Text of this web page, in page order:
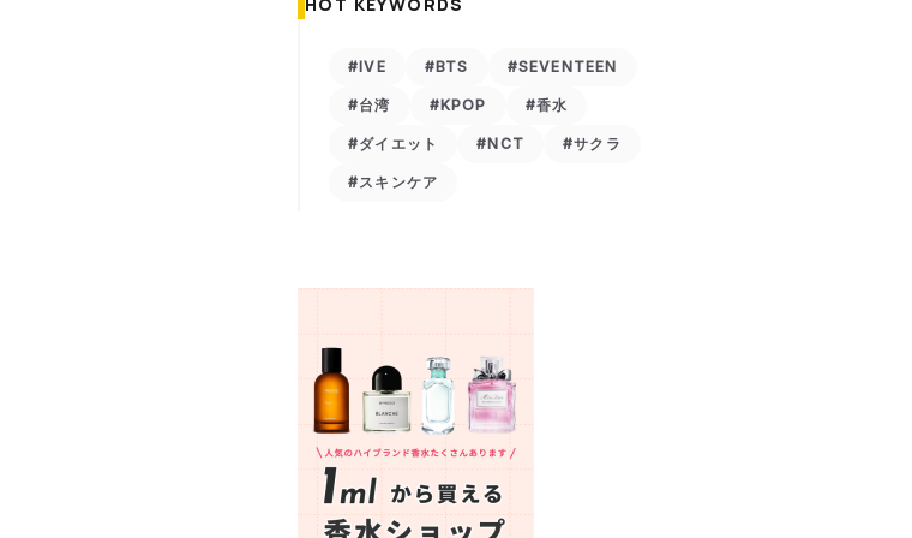
#IVE #BTS #SEVENTEEN
#台湾 #KPOP #香水
#ダイエット #NCT #サクラ
#スキンケア